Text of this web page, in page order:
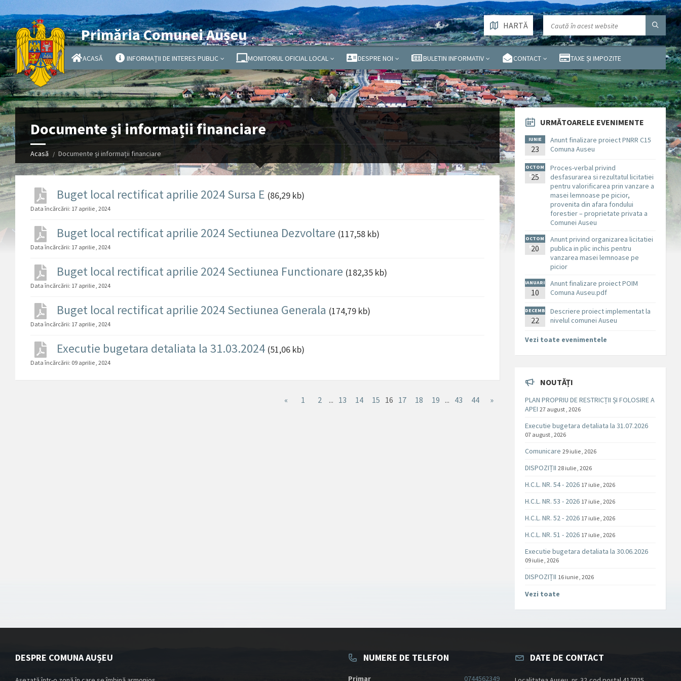
Primăria Comunei Aușeu
ACASĂ INFORMAȚII DE INTERES PUBLIC MONITORUL OFICIAL LOCAL DESPRE NOI BULETIN INFORMATIV CONTACT TAXE ȘI IMPOZITE
HARTĂ
Documente și informații financiare
Acasă Documente și informații financiare
Buget local rectificat aprilie 2024 Sursa E (86,29 kb)
Data încărcării: 17 aprilie , 2024
Buget local rectificat aprilie 2024 Sectiunea Dezvoltare (117,58 kb)
Data încărcării: 17 aprilie , 2024
Buget local rectificat aprilie 2024 Sectiunea Functionare (182,35 kb)
Data încărcării: 17 aprilie , 2024
Buget local rectificat aprilie 2024 Sectiunea Generala (174,79 kb)
Data încărcării: 17 aprilie , 2024
Executie bugetara detaliata la 31.03.2024 (51,06 kb)
Data încărcării: 09 aprilie , 2024
« 1 2 ... 13 14 15 16 17 18 19 ... 43 44 »
URMĂTOARELE EVENIMENTE
IUNIE
23
Anunt finalizare proiect PNRR C15
Comuna Auseu
OCTOM
BRIE
25
Proces-verbal privind
desfasurarea si rezultatul licitatiei
pentru valorificarea prin vanzare a
masei lemnoase pe picior,
provenita din afara fondului
forestier – proprietate privata a
Comunei Auseu
OCTOM
BRIE
20
Anunt privind organizarea licitatiei
publica in plic inchis pentru
vanzarea masei lemnoase pe
picior
IANUARI
E
10
Anunt finalizare proiect POIM
Comuna Auseu.pdf
DECEMB
RIE
22
Descriere proiect implementat la
nivelul comunei Auseu
Vezi toate evenimentele
NOUTĂȚI
PLAN PROPRIU DE RESTRICȚII ȘI FOLOSIRE A
APEI 27 august , 2026
Executie bugetara detaliata la 31.07.2026
07 august , 2026
Comunicare 29 iulie , 2026
DISPOZIȚII 28 iulie , 2026
H.C.L. NR. 54 - 2026 17 iulie , 2026
H.C.L. NR. 53 - 2026 17 iulie , 2026
H.C.L. NR. 52 - 2026 17 iulie , 2026
H.C.L. NR. 51 - 2026 17 iulie , 2026
Executie bugetara detaliata la 30.06.2026
09 iulie , 2026
DISPOZIȚII 16 iunie , 2026
Vezi toate
DESPRE COMUNA AUȘEU NUMERE DE TELEFON
Primar 0744562349
DATE DE CONTACT